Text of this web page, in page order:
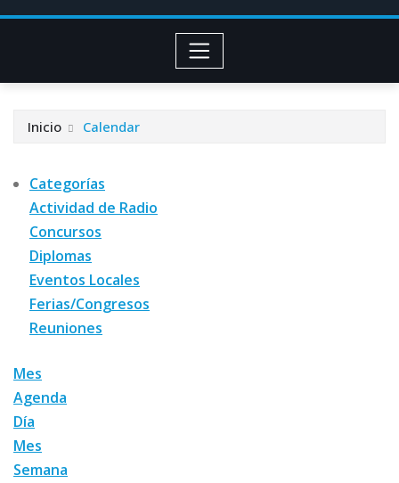
Inicio Calendar
Categorías
Actividad de Radio
Concursos
Diplomas
Eventos Locales
Ferias/Congresos
Reuniones
Mes
Agenda
Día
Mes
Semana